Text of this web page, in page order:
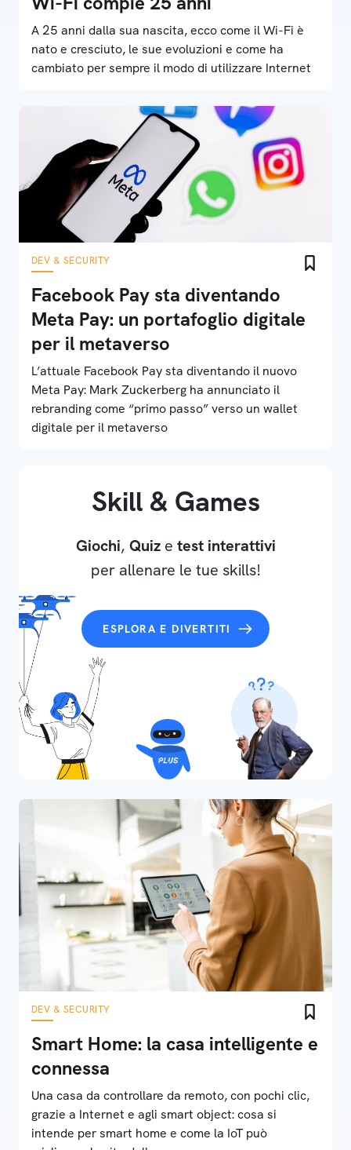
A 25 anni dalla sua nascita, ecco come il Wi-Fi è
nato e cresciuto, le sue evoluzioni e come ha
cambiato per sempre il modo di utilizzare Internet
DEV & SECURITY
Facebook Pay sta diventando
Meta Pay: un portafoglio digitale
per il metaverso
L’attuale Facebook Pay sta diventando il nuovo
Meta Pay: Mark Zuckerberg ha annunciato il
rebranding come “primo passo” verso un wallet
digitale per il metaverso
Skill & Games
Giochi, Quize test interattivi
per allenare le tue skills!
ESPLORA E DIVERTITI
DEV & SECURITY
Smart Home: la casa intelligente e
connessa
Una casa da controllare da remoto, con pochi clic,
grazie a Internet e agli smart object: cosa si
intende per smart home e come la IoT può